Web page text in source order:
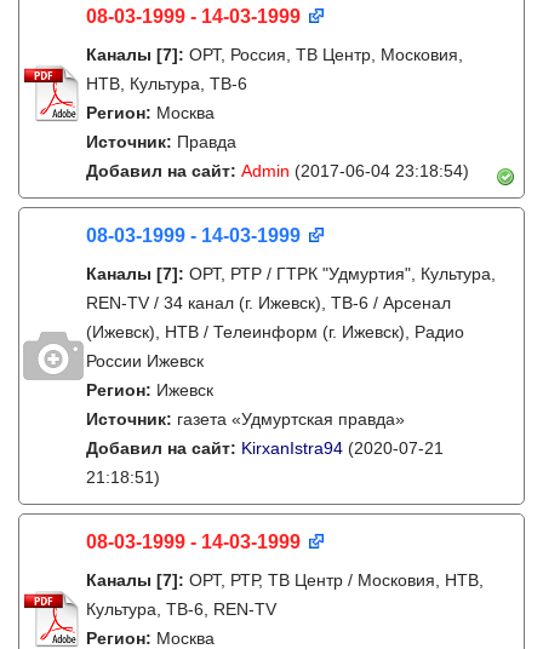
08-03-1999 - 14-03-1999
Каналы [7]: ОРТ, Россия, ТВ Центр, Московия,
НТВ, Культура, ТВ-6
Регион: Москва
Источник: Правда
Добавил на сайт: Admin (2017-06-04 23:18:54)
08-03-1999 - 14-03-1999
Каналы [7]: ОРТ, РТР / ГТРК "Удмуртия", Культура,
REN-TV / 34 канал (г. Ижевск), ТВ-6 / Арсенал
(Ижевск), НТВ / Телеинформ (г. Ижевск), Радио
России Ижевск
Регион: Ижевск
Источник: газета «Удмуртская правда»
Добавил на сайт: KirxanIstra94 (2020-07-21
21:18:51)
08-03-1999 - 14-03-1999
Каналы [7]: ОРТ, РТР, ТВ Центр / Московия, НТВ,
Культура, ТВ-6, REN-TV
Регион: Москва